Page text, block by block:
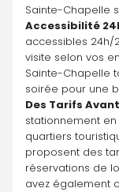
Sainte-Chapelle
Accessibilité
accessibles 24h/
visite selon vos
Sainte-Chapelle
soirée pour une
Des Tarifs
stationnement
quartiers
proposent des
réservations de
avez également